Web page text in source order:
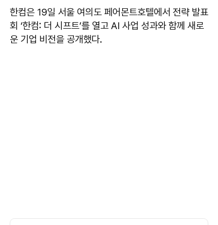
한컴은 19일 서울 여의도 페어몬트호텔에서 전략 발표
회 ‘한컴: 더 시프트’를 열고 AI 사업 성과와 함께 새로
운 기업 비전을 공개했다.